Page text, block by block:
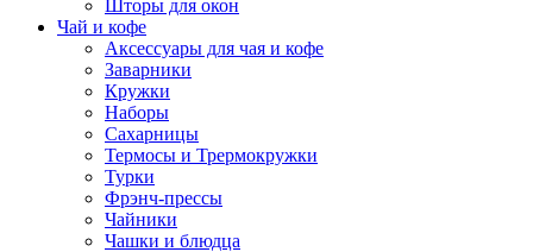
Шторы для окон
Чай и кофе
Аксессуары для чая и кофе
Заварники
Кружки
Наборы
Сахарницы
Термосы и Трермокружки
Турки
Фрэнч-прессы
Чайники
Чашки и блюдца